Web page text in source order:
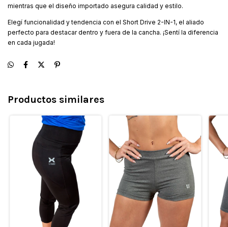
mientras que el diseño importado asegura calidad y estilo.
Elegí funcionalidad y tendencia con el Short Drive 2-IN-1, el aliado
perfecto para destacar dentro y fuera de la cancha. ¡Sentí la diferencia
en cada jugada!
Productos similares